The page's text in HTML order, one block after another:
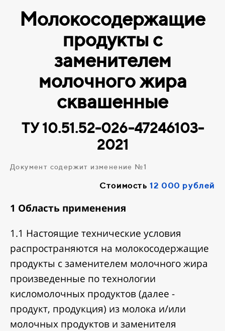
Молокосодержащие
продукты с
заменителем
молочного жира
сквашенные
ТУ 10.51.52-026-47246103-
2021
Документ содержит изменение №1
Стоимость12 000 рублей
1 Область применения
1.1 Настоящие технические условия
распространяются на молокосодержащие
продукты с заменителем молочного жира
произведенные по технологии
кисломолочных продуктов (далее -
продукт, продукция) из молока и/или
молочных продуктов и заменителя